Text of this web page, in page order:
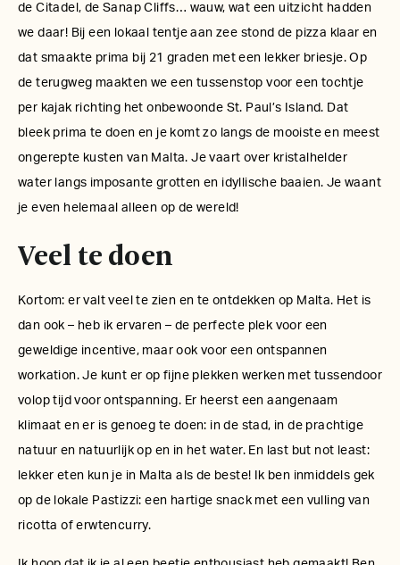
de Citadel, de Sanap Cliffs… wauw, wat een uitzicht hadden
we daar! Bij een lokaal tentje aan zee stond de pizza klaar en
dat smaakte prima bij 21 graden met een lekker briesje. Op
de terugweg maakten we een tussenstop voor een tochtje
per kajak richting het onbewoonde St. Paul’s Island. Dat
bleek prima te doen en je komt zo langs de mooiste en meest
ongerepte kusten van Malta. Je vaart over kristalhelder
water langs imposante grotten en idyllische baaien. Je waant
je even helemaal alleen op de wereld!
Veel te doen
Kortom: er valt veel te zien en te ontdekken op Malta. Het is
dan ook– heb ik ervaren – de perfecte plek voor een
geweldige incentive, maar ook voor een ontspannen
workation. Je kunt er op fijne plekken werken met tussendoor
volop tijd voor ontspanning. Er heerst een aangenaam
klimaat en er is genoeg te doen: in de stad, in de prachtige
natuur en natuurlijk op en in het water. En last but not least:
lekker eten kun je in Malta als de beste! Ik ben inmiddels gek
op de lokale Pastizzi: een hartige snack met een vulling van
ricotta of erwtencurry.